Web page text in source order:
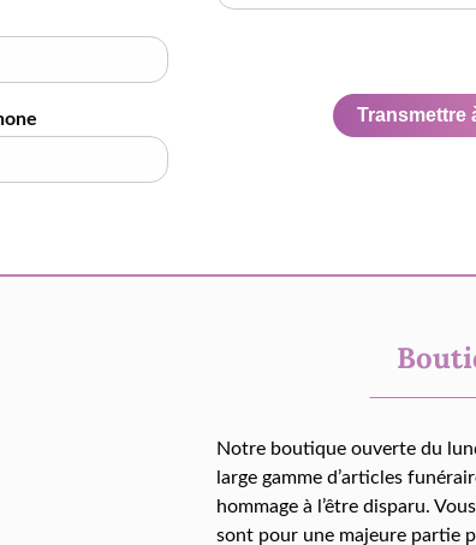
Transmettre
Notre boutique ouverte du
large gamme d’articles
hommage à l’être disparu.
sont pour une majeure partie